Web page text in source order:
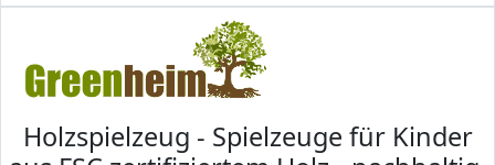
Holzspielzeug - Spielzeuge für Kinder